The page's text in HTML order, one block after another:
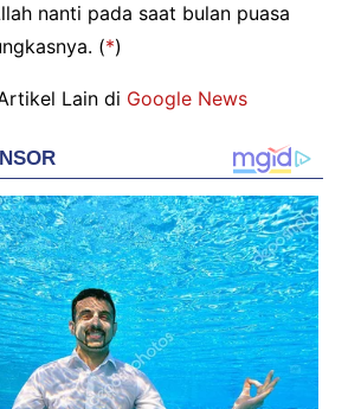
nanti pada saat bulan puasa
(*)
Lain di Google News